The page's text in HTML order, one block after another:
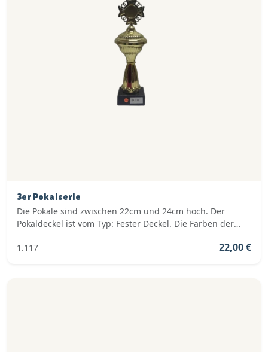
3er Pokalserie
Die Pokale sind zwischen 22cm und 24cm hoch. Der
Pokaldeckel ist vom Typ: Fester Deckel. Die Farben der
1.117
22,00 €